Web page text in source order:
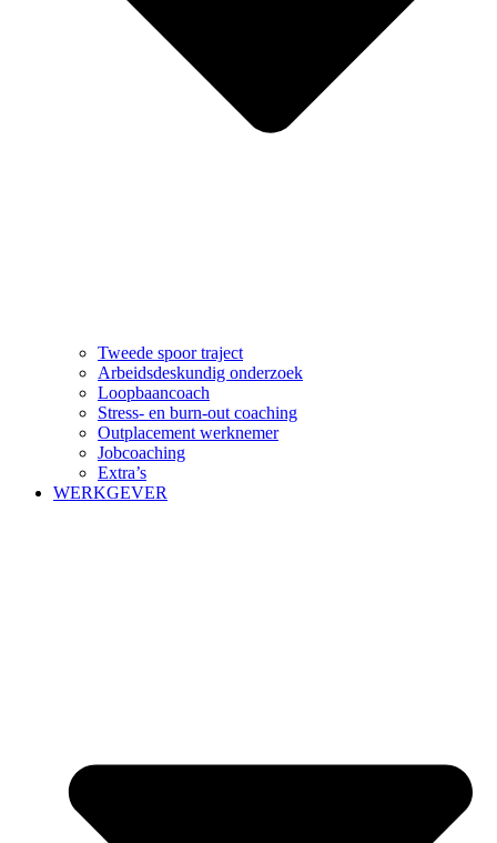
Tweede spoor traject
Arbeidsdeskundig onderzoek
Loopbaancoach
Stress- en burn-out coaching
Outplacement werknemer
Jobcoaching
Extra’s
WERKGEVER